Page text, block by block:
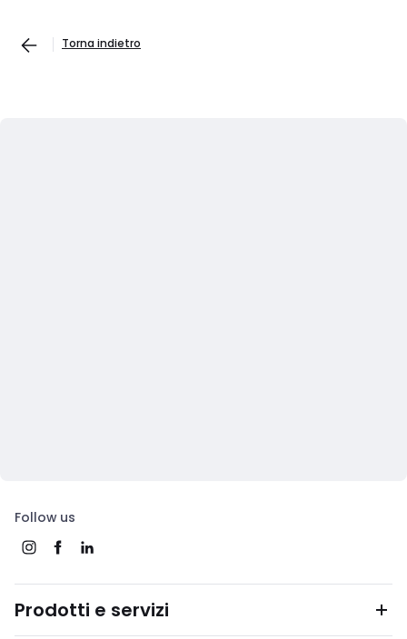
Torna indietro
Follow us
Prodotti e servizi